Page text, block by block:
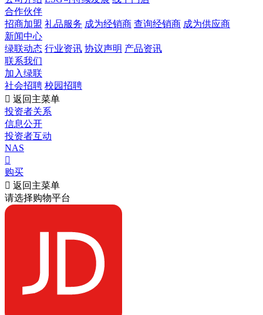
合作伙伴
招商加盟 礼品服务 成为经销商 查询经销商 成为供应商
新闻中心
绿联动态 行业资讯 协议声明 产品资讯
联系我们
加入绿联
社会招聘 校园招聘
 返回主菜单
投资者关系
信息公开
投资者互动
NAS

购买
 返回主菜单
请选择购物平台